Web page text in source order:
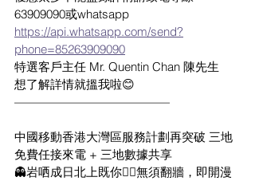
63909090或whatsapp
https://api.whatsapp.com/send?
phone=85263909090
特選客戶主任 Mr. Quentin Chan 陳先生
想了解詳情就搵我啦😊
—————————————
中國移動香港大灣區服務計劃再突破 三地
免費任接來電 + 三地數據共享
👻岩哂成日北上既你👯‍♀️無須翻牆，即開漫